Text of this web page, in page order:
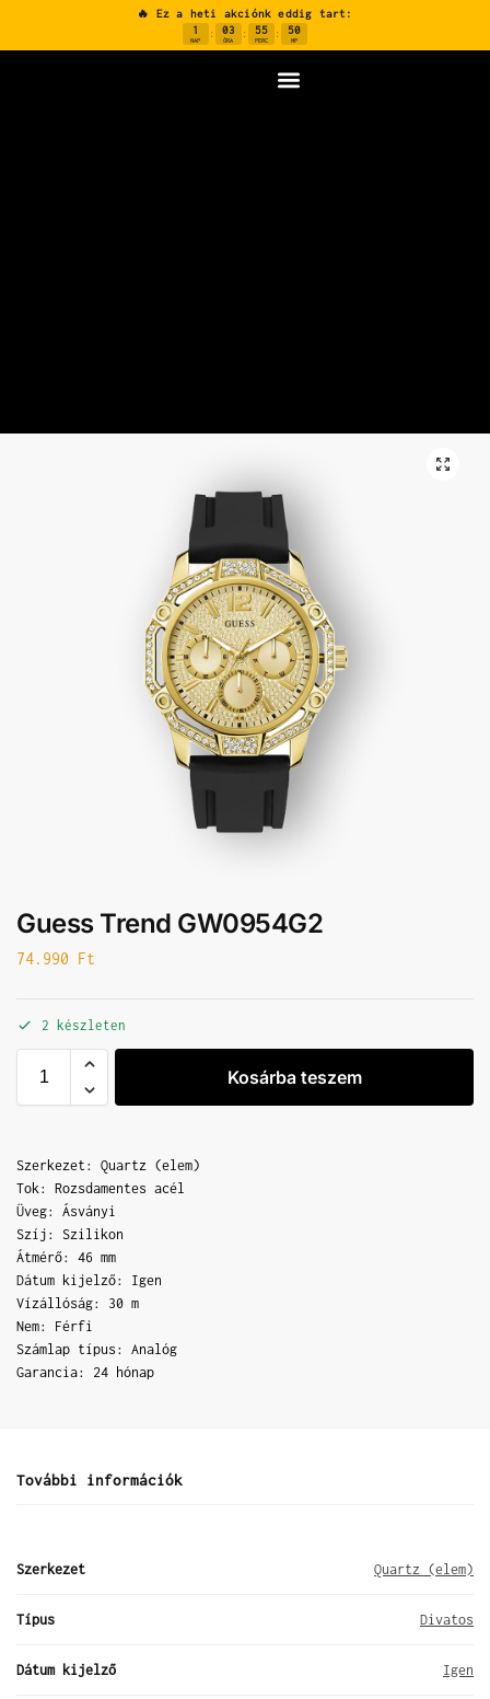
🔥 Ez a heti akciónk eddig tart:
1
NAP
: 03
ÓRA
: 55
PERC
: 49
MP
Guess Trend GW0954G2
74.990 Ft
2 készleten
Kosárba teszem
Szerkezet: Quartz (elem)
Tok: Rozsdamentes acél
Üveg: Ásványi
Szíj: Szilikon
Átmérő: 46 mm
Dátum kijelző: Igen
Vízállóság: 30 m
Nem: Férfi
Számlap típus: Analóg
Garancia: 24 hónap
További információk
Szerkezet Quartz (elem)
Típus Divatos
Dátum kijelző Igen